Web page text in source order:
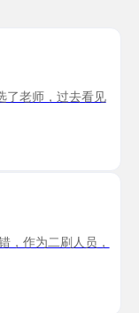
了老师，过去看见
，作为二刷人员，